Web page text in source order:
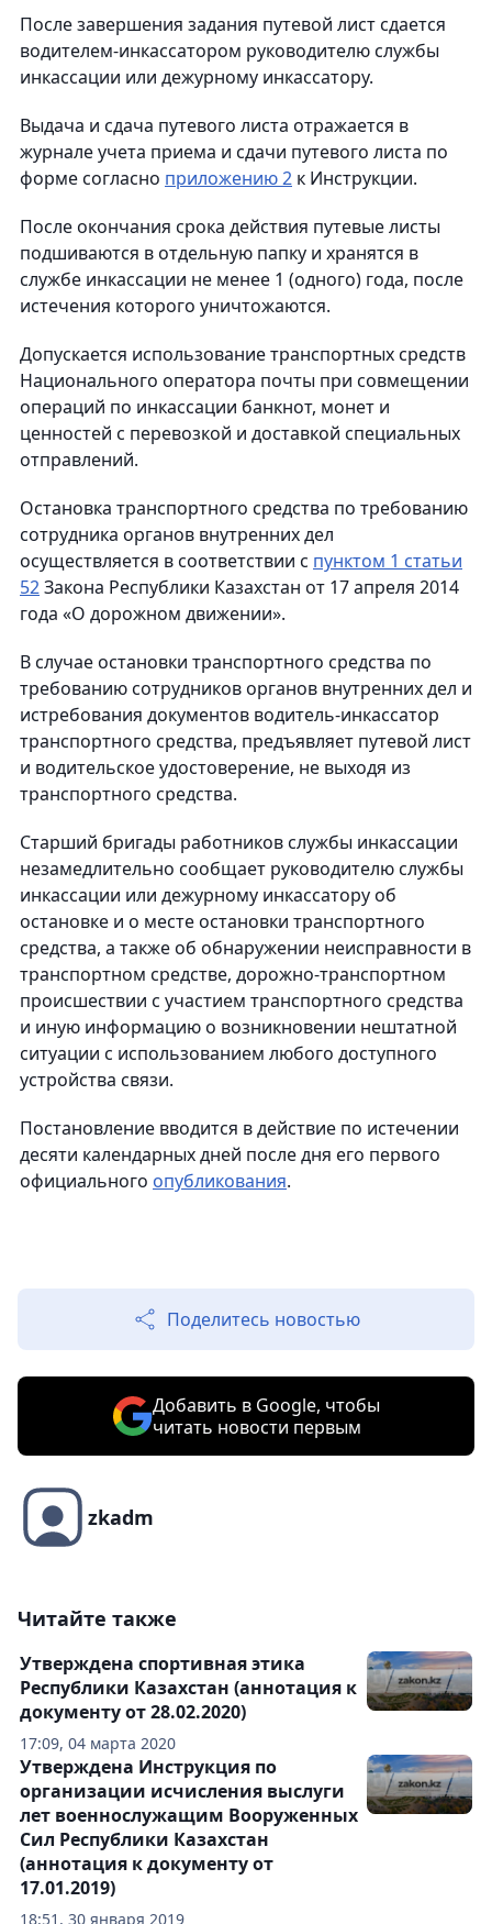
После завершения задания путевой лист сдается
водителем-инкассатором руководителю службы
инкассации или дежурному инкассатору.
Выдача и сдача путевого листа отражается в
журнале учета приема и сдачи путевого листа по
форме согласно приложению 2 к Инструкции.
После окончания срока действия путевые листы
подшиваются в отдельную папку и хранятся в
службе инкассации не менее 1 (одного) года, после
истечения которого уничтожаются.
Допускается использование транспортных средств
Национального оператора почты при совмещении
операций по инкассации банкнот, монет и
ценностей с перевозкой и доставкой специальных
отправлений.
Остановка транспортного средства по требованию
сотрудника органов внутренних дел
осуществляется в соответствии с пунктом 1 статьи
52Закона Республики Казахстан от 17 апреля 2014
года «О дорожном движении».
В случае остановки транспортного средства по
требованию сотрудников органов внутренних дел и
истребования документов водитель-инкассатор
транспортного средства, предъявляет путевой лист
и водительское удостоверение, не выходя из
транспортного средства.
Старший бригады работников службы инкассации
незамедлительно сообщает руководителю службы
инкассации или дежурному инкассатору об
остановке и о месте остановки транспортного
средства, а также об обнаружении неисправности в
транспортном средстве, дорожно-транспортном
происшествии с участием транспортного средства
и иную информацию о возникновении нештатной
ситуации с использованием любого доступного
устройства связи.
Постановление вводится в действие по истечении
десяти календарных дней после дня его первого
официального опубликования.
Поделитесь новостью
Добавить в Google, чтобы
читать новости первым
zkadm
Читайте также
17:09, 04 марта 2020
Утверждена спортивная этика
Республики Казахстан (аннотация к
документу от 28.02.2020)
18:51, 30 января 2019
Утверждена Инструкция по
организации исчисления выслуги
лет военнослужащим Вооруженных
Сил Республики Казахстан
(аннотация к документу от
17.01.2019)